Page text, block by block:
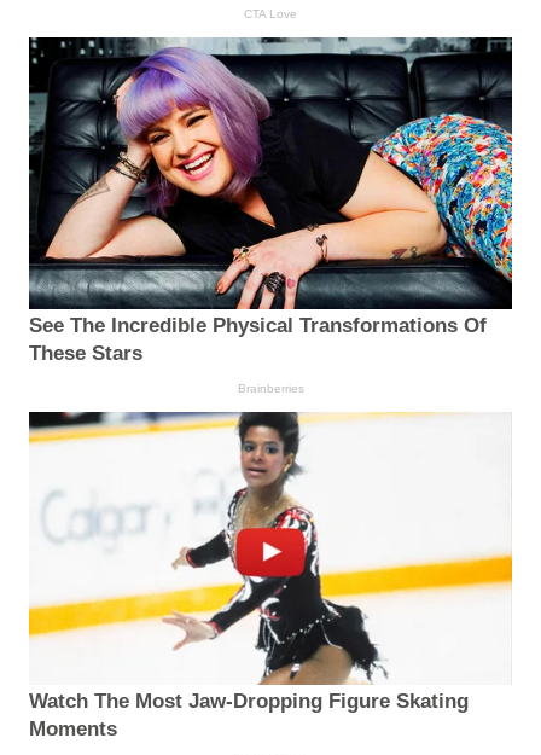
CTA Love
See The Incredible Physical Transformations Of
These Stars
Brainberries
Watch The Most Jaw‑Dropping Figure Skating
Moments